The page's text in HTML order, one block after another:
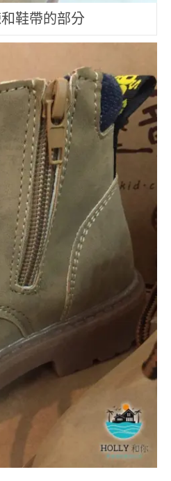
鞋帶的部分